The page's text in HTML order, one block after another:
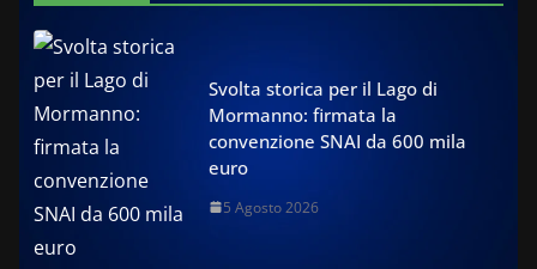
Svolta storica per il Lago di
Mormanno: firmata la
convenzione SNAI da 600 mila
euro
5 Agosto 2026